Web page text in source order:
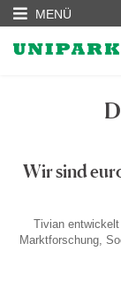
MENÜ
Wir sind
Tivian
Marktforschung,